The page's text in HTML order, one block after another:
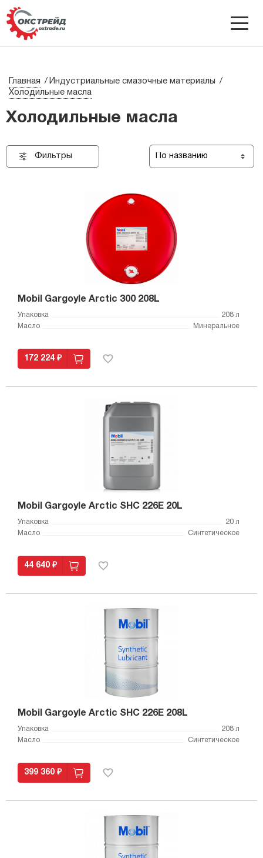
Главная
Индустриальные смазочные материалы
Холодильные масла
Холодильные масла
Фильтры
Mobil Gargoyle Arctic 300 208L
Упаковка
208 л
Масло
Минеральное
172 224 ₽
Mobil Gargoyle Arctic SHC 226E 20L
Упаковка
20 л
Масло
Синтетическое
44 640 ₽
Mobil Gargoyle Arctic SHC 226E 208L
Упаковка
208 л
Масло
Синтетическое
399 360 ₽